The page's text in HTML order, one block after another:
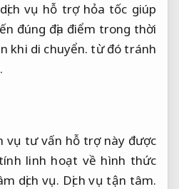
dịch vụ hỗ trợ hỏa tốc giúp
đúng địa điểm trong thời
khi di chuyển. từ đó tránh
vụ tư vấn hỗ trợ này được
linh hoạt về hình thức
dịch vụ. Dịch vụ tận tâm.